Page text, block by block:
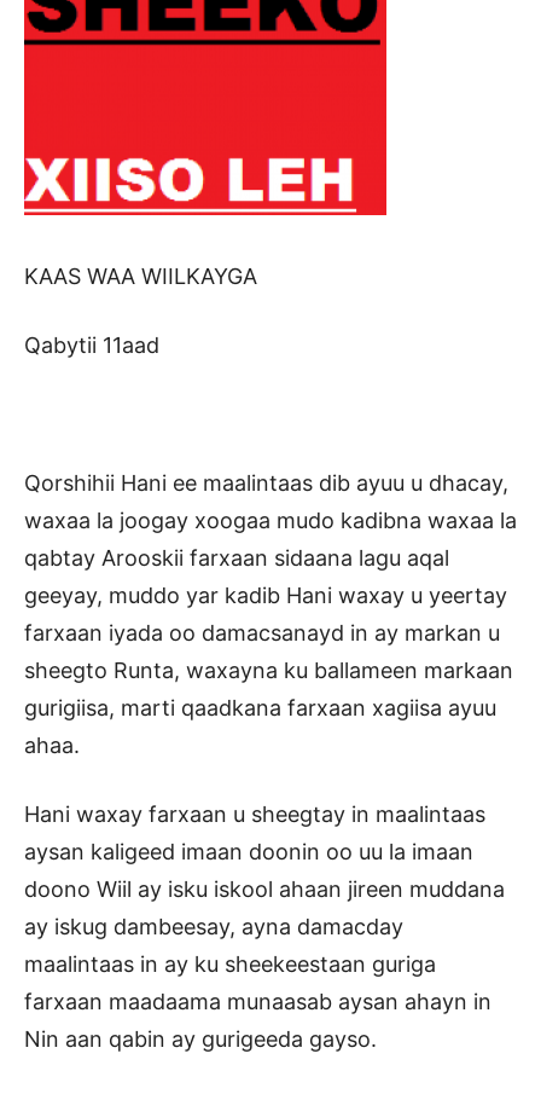
KAAS WAA WIILKAYGA
Qabytii 11aad
Qorshihii Hani ee maalintaas dib ayuu u dhacay,
waxaa la joogay xoogaa mudo kadibna waxaa la
qabtay Arooskii farxaan sidaana lagu aqal
geeyay, muddo yar kadib Hani waxay u yeertay
farxaan iyada oo damacsanayd in ay markan u
sheegto Runta, waxayna ku ballameen markaan
gurigiisa, marti qaadkana farxaan xagiisa ayuu
ahaa.
Hani waxay farxaan u sheegtay in maalintaas
aysan kaligeed imaan doonin oo uu la imaan
doono Wiil ay isku iskool ahaan jireen muddana
ay iskug dambeesay, ayna damacday
maalintaas in ay ku sheekeestaan guriga
farxaan maadaama munaasab aysan ahayn in
Nin aan qabin ay gurigeeda gayso.